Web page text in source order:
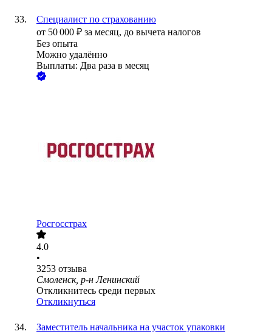
Специалист по страхованию
от 50 000 ₽ за месяц, до вычета налогов
Без опыта
Можно удалённо
Выплаты: Два раза в месяц
Росгосстрах
4.0
•
3253 отзыва
Смоленск, р-н Ленинский
Откликнитесь среди первых
Откликнуться
Заместитель начальника на участок упаковки